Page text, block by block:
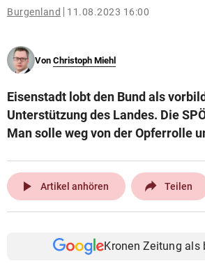
© Krone Multimedia GmbH & Co KG 2026
Burgenland 11.08.2023 16:00
Von Christoph Miehl
Eisenstadt lobt den Bund als
Unterstützung des Landes. Die
Man solle weg von der Opferrolle
play_arrow Artikel anhören Teilen
Kronen Zeitung als